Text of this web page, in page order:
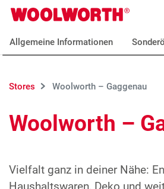
Zum Hauptinhalt
Woolworth GmbH
Allgemeine Informationen
Stores Woolworth – Gaggenau
Woolworth –
Vielfalt ganz in deiner Nähe:
Haushaltswaren, Deko und